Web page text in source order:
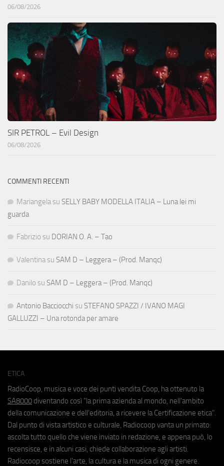
06/08/2026
SIR PETROL – Evil Design
06/08/2026
COMMENTI RECENTI
Mariangela su SELLY BABY MODELLA ITALIA – Luna lei mi
guarda
Fabrizio su DORIAN O. A. – Tao
Valentina su SAM D – Leggera – (Prod. Manqc)
Danilo su SAM D – Leggera – (Prod. Manqc)
Antonio Bacciocchi su STEFANO SPAZZI / IVANO MAGI
GALLUZZI – Una rotonda per amare
ETICA
RadioCoop, musica e voce dei punti vendita Coop, ha ottenuto la
SA8000 diventando così "la prima azienda al mondo, nell'ambito
della comunicazione e dell'editoria, a ricevere la Certificazione etica".
Dal punto di vista artistico e culturale, Radiocoop vanta un primato:
ascolta tutto quello che viene inviato in redazione, e appena può, lo
recensisce, e in alcuni casi, chiede collaborazione agli artisti.
Radiocoop sostiene l'arte, la cultura e la musica di ogni genere.